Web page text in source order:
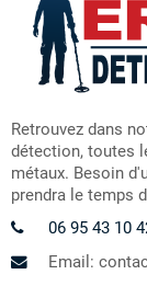
Retrouvez dans
détection, toutes
métaux. Besoin
prendra le temps
06 95 43 10
Email: